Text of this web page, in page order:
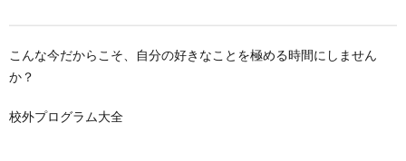
こんな今だからこそ、自分の好きなことを極める時間にしません
か？
校外プログラム大全